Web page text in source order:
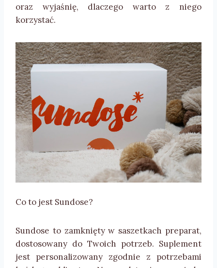
oraz wyjaśnię, dlaczego warto z niego
korzystać.
Co to jest Sundose?
Sundose to zamknięty w saszetkach preparat,
dostosowany do Twoich potrzeb. Suplement
jest personalizowany zgodnie z potrzebami